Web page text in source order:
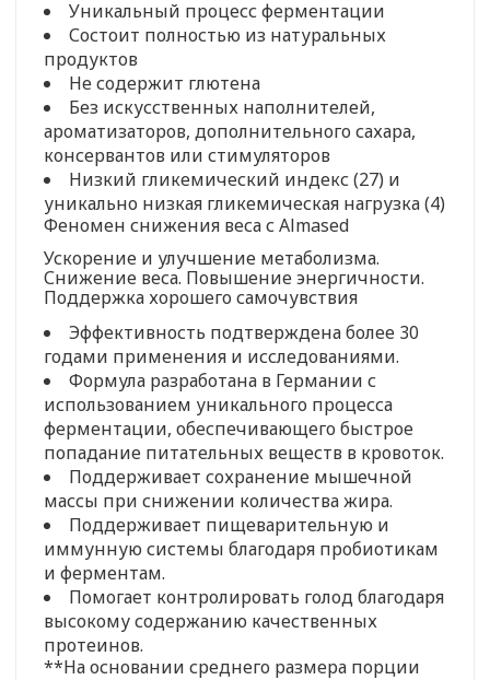
Уникальный процесс ферментации
Состоит полностью из натуральных
продуктов
Не содержит глютена
Без искусственных наполнителей,
ароматизаторов, дополнительного сахара,
консервантов или стимуляторов
Низкий гликемический индекс (27) и
уникально низкая гликемическая нагрузка (4)
Феномен снижения веса с Almased
Ускорение и улучшение метаболизма.
Снижение веса. Повышение энергичности.
Поддержка хорошего самочувствия
Эффективность подтверждена более 30
годами применения и исследованиями.
Формула разработана в Германии с
использованием уникального процесса
ферментации, обеспечивающего быстрое
попадание питательных веществ в кровоток.
Поддерживает сохранение мышечной
массы при снижении количества жира.
Поддерживает пищеварительную и
иммунную системы благодаря пробиотикам
и ферментам.
Помогает контролировать голод благодаря
высокому содержанию качественных
протеинов.
**На основании среднего размера порции